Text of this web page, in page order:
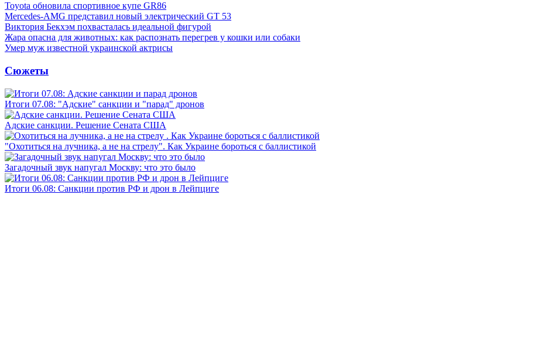
Toyota обновила спортивное купе GR86
Mercedes-AMG представил новый электрический GT 53
Виктория Бекхэм похвасталась идеальной фигурой
Жара опасна для животных: как распознать перегрев у кошки или собаки
Умер муж известной украинской актрисы
Сюжеты
Итоги 07.08: "Адские" санкции и "парад" дронов
Адские санкции. Решение Сената США
"Охотиться на лучника, а не на стрелу". Как Украине бороться с баллистикой
Загадочный звук напугал Москву: что это было
Итоги 06.08: Санкции против РФ и дрон в Лейпциге